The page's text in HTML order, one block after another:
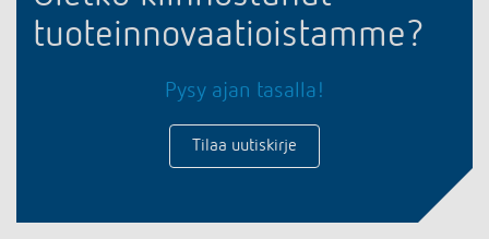
tuoteinnovaatioistamme?
Pysy ajan tasalla!
Tilaa uutiskirje